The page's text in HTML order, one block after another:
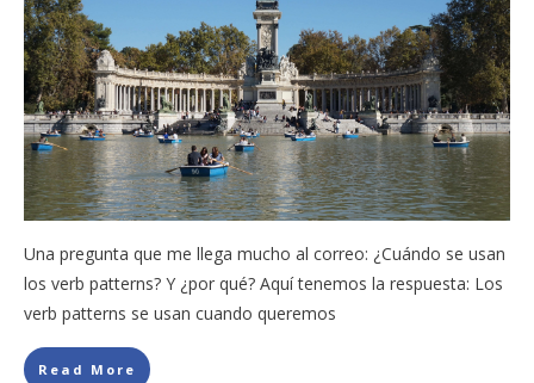
Una pregunta que me llega mucho al correo: ¿Cuándo se usan
los verb patterns? Y ¿por qué? Aquí tenemos la respuesta: Los
verb patterns se usan cuando queremos
Read More